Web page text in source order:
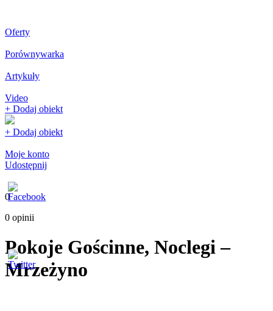
Oferty
Porównywarka
Artykuły
Video
+ Dodaj obiekt
+ Dodaj obiekt
Moje konto
Udostępnij
0
0 opinii
Pokoje Gościnne, Noclegi –
Mrzeżyno